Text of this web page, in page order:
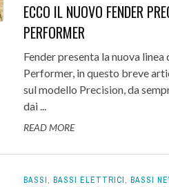
ECCO IL NUOVO FENDER
PERFORMER
Fender presenta la nuova
Performer, in questo breve
sul modello Precision, da
dai ...
READ MORE
BASSI, BASSI ELETTRICI, BASSI